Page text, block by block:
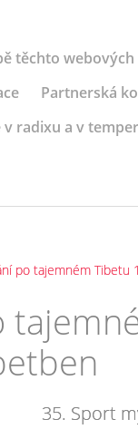
těchto
Partnerská
radixu a v
po tajemném Tibetu
35. Sport